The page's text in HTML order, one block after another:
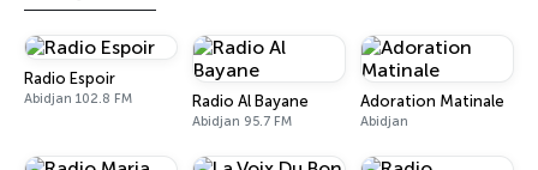
Radio Espoir
Abidjan 102.8 FM Radio Al Bayane
Abidjan 95.7 FM
Adoration Matinale
Abidjan